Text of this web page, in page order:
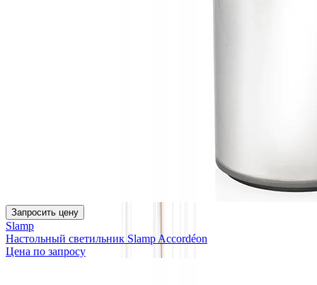
Запросить цену
Slamp
Настольный светильник Slamp Accordéon
Цена по запросу